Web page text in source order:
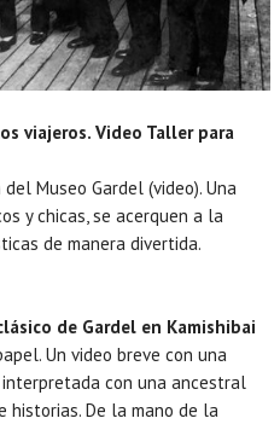
viajeros. Video Taller para
Museo Gardel (video). Una
y chicas, se acerquen a la
de manera divertida.
de Gardel en Kamishibai
Un video breve con una
con una ancestral
historias. De la mano de la